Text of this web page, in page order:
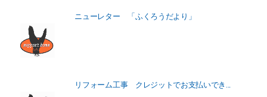
ニューレター 「ふくろうだより」
リフォーム工事 クレジットでお支払いでき...